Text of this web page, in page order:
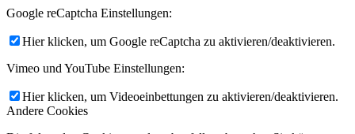
Google reCaptcha Einstellungen:
Hier klicken, um Google reCaptcha zu aktivieren/deaktivieren.
Vimeo und YouTube Einstellungen:
Hier klicken, um Videoeinbettungen zu aktivieren/deaktivieren.
Andere Cookies